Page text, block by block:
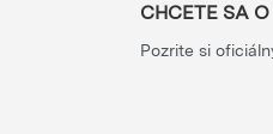
CHCETE SA
Pozrite si